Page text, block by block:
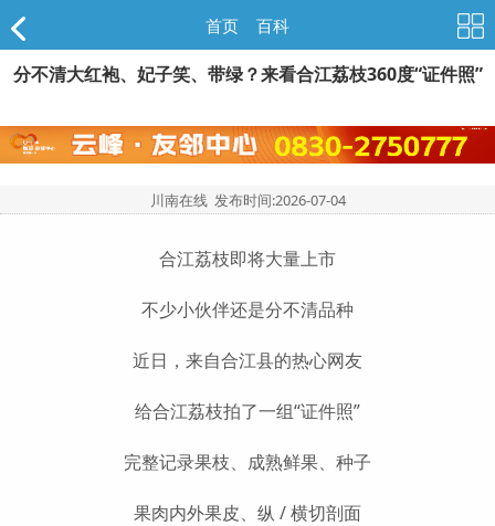
首页 百科
分不清大红袍、妃子笑、带绿？来看合江荔枝360度“证件照”
川南在线 发布时间:2026-07-04
合江荔枝即将大量上市
不少小伙伴还是分不清品种
近日，来自合江县的热心网友
给合江荔枝拍了一组“证件照”
完整记录果枝、成熟鲜果、种子
果肉内外果皮、纵 / 横切剖面